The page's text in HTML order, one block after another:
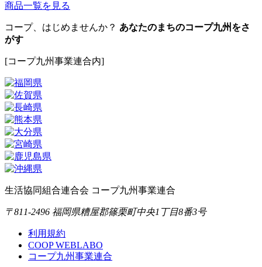
商品一覧を見る
コープ、はじめませんか？ あなたのまちのコープ九州をさ
がす
[コープ九州事業連合内]
生活協同組合連合会 コープ九州事業連合
〒811-2496 福岡県糟屋郡篠栗町中央1丁目8番3号
利用規約
COOP WEBLABO
コープ九州事業連合